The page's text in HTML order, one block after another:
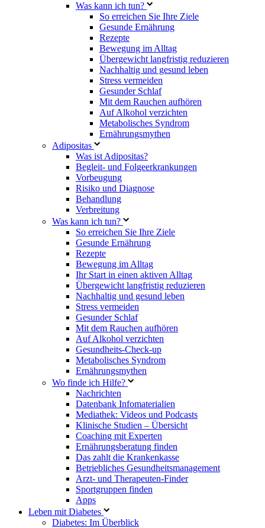
Was kann ich tun?
So erreichen Sie Ihre Ziele
Gesunde Ernährung
Rezepte
Bewegung im Alltag
Übergewicht langfristig reduzieren
Nachhaltig und gesund leben
Stress vermeiden
Gesunder Schlaf
Mit dem Rauchen aufhören
Auf Alkohol verzichten
Metabolisches Syndrom
Ernährungsmythen
Adipositas
Was ist Adipositas?
Begleit- und Folgeerkrankungen
Vorbeugung
Risiko und Diagnose
Behandlung
Verbreitung
Was kann ich tun?
So erreichen Sie Ihre Ziele
Gesunde Ernährung
Rezepte
Bewegung im Alltag
Ihr Start in einen aktiven Alltag
Übergewicht langfristig reduzieren
Nachhaltig und gesund leben
Stress vermeiden
Gesunder Schlaf
Mit dem Rauchen aufhören
Auf Alkohol verzichten
Gesundheits-Check-up
Metabolisches Syndrom
Ernährungsmythen
Wo finde ich Hilfe?
Nachrichten
Datenbank Infomaterialien
Mediathek: Videos und Podcasts
Klinische Studien – Übersicht
Coaching mit Experten
Ernährungsberatung finden
Das zahlt die Krankenkasse
Betriebliches Gesundheitsmanagement
Arzt- und Therapeuten-Finder
Sportgruppen finden
Apps
Leben mit Diabetes
Diabetes: Im Überblick